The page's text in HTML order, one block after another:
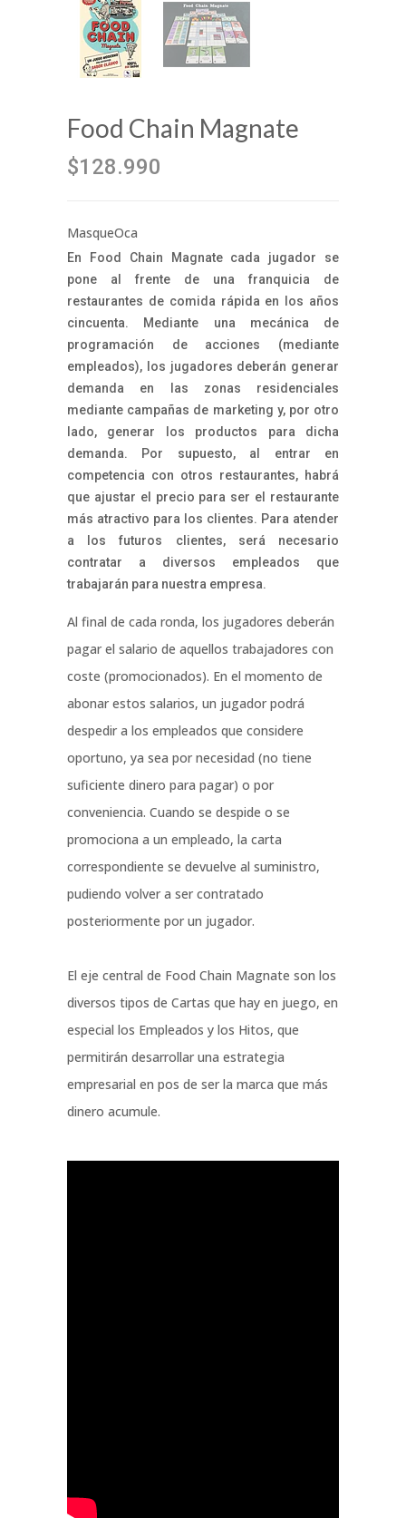
Food Chain Magnate
$128.990
MasqueOca
En Food Chain Magnate cada jugador se
pone al frente de una franquicia de
restaurantes de comida rápida en los años
cincuenta. Mediante una mecánica de
programación de acciones (mediante
empleados), los jugadores deberán generar
demanda en las zonas residenciales
mediante campañas de marketing y, por otro
lado, generar los productos para dicha
demanda. Por supuesto, al entrar en
competencia con otros restaurantes, habrá
que ajustar el precio para ser el restaurante
más atractivo para los clientes. Para atender
a los futuros clientes, será necesario
contratar a diversos empleados que
trabajarán para nuestra empresa.
Al final de cada ronda, los jugadores deberán
pagar el salario de aquellos trabajadores con
coste (promocionados). En el momento de
abonar estos salarios, un jugador podrá
despedir a los empleados que considere
oportuno, ya sea por necesidad (no tiene
suficiente dinero para pagar) o por
conveniencia. Cuando se despide o se
promociona a un empleado, la carta
correspondiente se devuelve al suministro,
pudiendo volver a ser contratado
posteriormente por un jugador.
El eje central de Food Chain Magnate son los
diversos tipos de Cartas que hay en juego, en
especial los Empleados y los Hitos, que
permitirán desarrollar una estrategia
empresarial en pos de ser la marca que más
dinero acumule.